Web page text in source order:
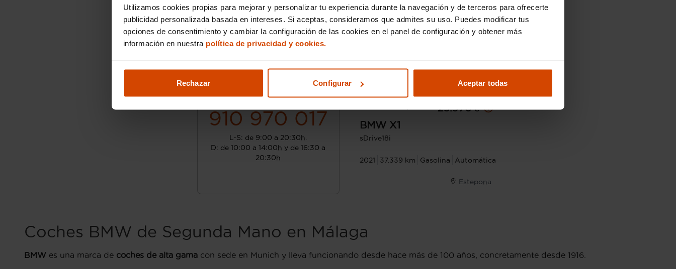
Utilizamos cookies propias para mejorar y personalizar tu experiencia durante la navegación y de terceros para ofrecerte
publicidad personalizada basada en intereses. Si aceptas, consideramos que admites su uso. Puedes modificar tus
opciones de consentimiento y cambiar la configuración de las cookies en el panel de configuración y obtener más
información en nuestra política de privacidad y cookies.
Rechazar Configurar Aceptar todas
¿Hablamos?
910 970 017
L-S: de 9:00 a 20:30h.
D: de 10:00 a 14:00h y de 16:30 a
20:30h
26.490 €
23.970 €
BMW X1
sDrive18i
2021 37.339 km Gasolina Automática
Estepona
Coches BMW de Segunda Mano en Málaga
BMW es una marca de coches de alta gama con sede en Munich y lleva funcionando desde hace más de 100 años, concretamente desde 1916.